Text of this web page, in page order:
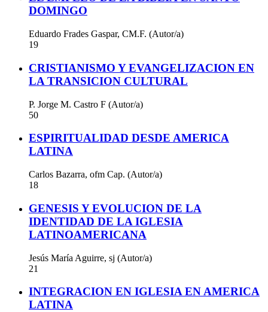
DOMINGO
Eduardo Frades Gaspar, CM.F. (Autor/a)
19
CRISTIANISMO Y EVANGELIZACION EN
LA TRANSICION CULTURAL
P. Jorge M. Castro F (Autor/a)
50
ESPIRITUALIDAD DESDE AMERICA
LATINA
Carlos Bazarra, ofm Cap. (Autor/a)
18
GENESIS Y EVOLUCION DE LA
IDENTIDAD DE LA IGLESIA
LATINOAMERICANA
Jesús María Aguirre, sj (Autor/a)
21
INTEGRACION EN IGLESIA EN AMERICA
LATINA